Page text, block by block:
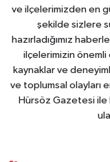
ve ilçelerimizden en
şekilde sizlere
hazırladığımız
ilçelerimizin önemli
kaynaklar ve
ve toplumsal olayları
Hürsöz Gazetesi ile